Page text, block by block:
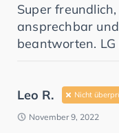
Super
ansprechbar
beantworten. LG
Leo R. Nicht
November 9, 2022